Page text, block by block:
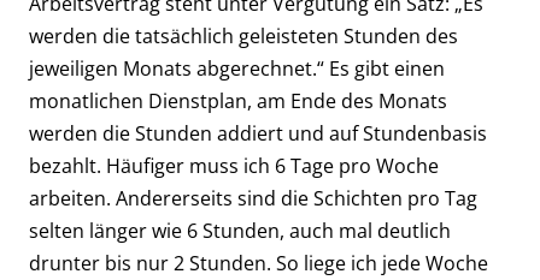
werden die tatsächlich geleisteten Stunden des
jeweiligen Monats abgerechnet.“ Es gibt einen
monatlichen Dienstplan, am Ende des Monats
werden die Stunden addiert und auf Stundenbasis
bezahlt. Häufiger muss ich 6 Tage pro Woche
arbeiten. Andererseits sind die Schichten pro Tag
selten länger wie 6 Stunden, auch mal deutlich
drunter bis nur 2 Stunden. So liege ich jede Woche